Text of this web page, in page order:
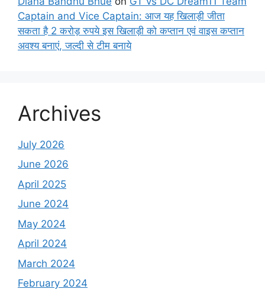
Captain and Vice Captain: आज यह खिलाड़ी जीता
सकता है 2 करोड़ रुपये इस खिलाड़ी को कप्तान एवं वाइस कप्तान
अवश्य बनाएं, जल्दी से टीम बनाये
Archives
July 2026
June 2026
April 2025
June 2024
May 2024
April 2024
March 2024
February 2024